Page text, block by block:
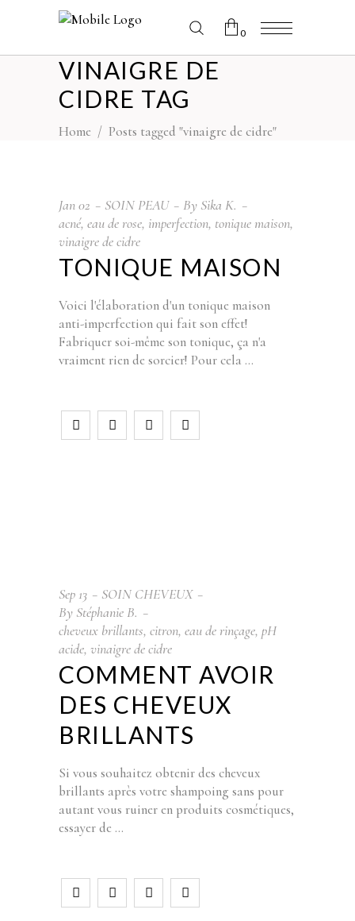
0
No products in the cart.
VINAIGRE DE
CIDRE TAG
Home / Posts tagged "vinaigre de cidre"
Jan02 SOIN PEAU By Sika K.
acné, eau de rose, imperfection, tonique maison,
vinaigre de cidre
TONIQUE MAISON
Voici l'élaboration d'un tonique maison
anti-imperfection qui fait son effet!
Fabriquer soi-même son tonique, ça n'a
vraiment rien de sorcier! Pour cela
Sep 13
SOIN CHEVEUX
By Stéphanie B.
cheveux brillants, citron, eau de rinçage, pH
acide, vinaigre de cidre
COMMENT AVOIR
DES CHEVEUX
BRILLANTS
Si vous souhaitez obtenir des cheveux
brillants après votre shampoing sans pour
autant vous ruiner en produits cosmétiques,
essayer de